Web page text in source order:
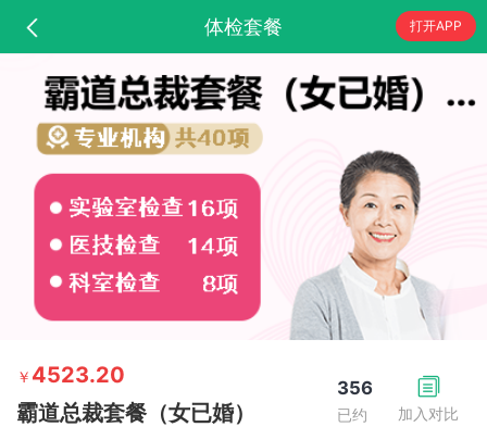
体检套餐 打开APP
加入对比
356
已约
￥ 4523.20
霸道总裁套餐（女已婚）